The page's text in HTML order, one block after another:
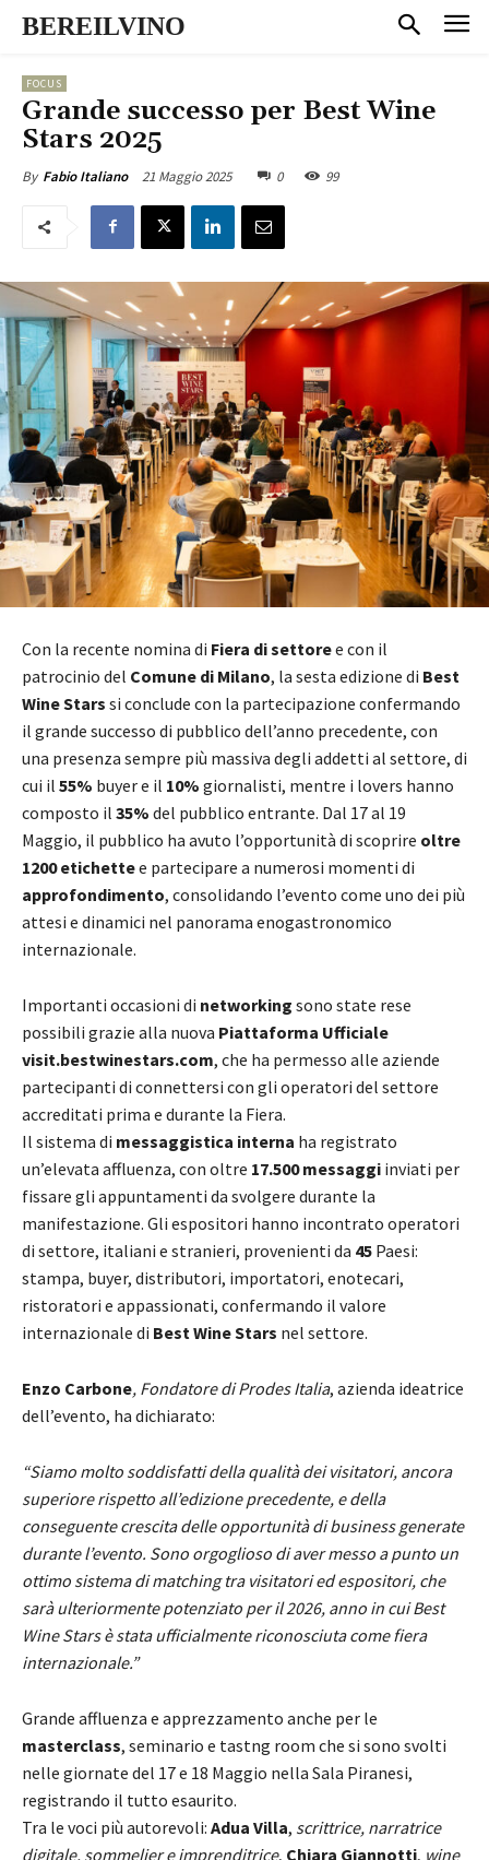
BEREILVINO
FOCUS
Grande successo per Best Wine
Stars 2025
By Fabio Italiano 21 Maggio 2025 0 99
Con la recente nomina di Fiera di settoree con il
patrocinio del Comune di Milano, la sesta edizione di Best
Wine Stars si conclude con la partecipazione confermando
il grande successo di pubblico dell’anno precedente, con
una presenza sempre più massiva degli addetti al settore, di
cui il 55% buyer e il 10% giornalisti, mentre i lovers hanno
composto il 35% del pubblico entrante. Dal 17 al 19
Maggio, il pubblico ha avuto l’opportunità di scoprire oltre
1200 etichettee partecipare a numerosi momenti di
approfondimento, consolidando l’evento come uno dei più
attesi e dinamici nel panorama enogastronomico
internazionale.
Importanti occasioni di networking sono state rese
possibili grazie alla nuova Piattaforma Ufficiale
visit.bestwinestars.com, che ha permesso alle aziende
partecipanti di connettersi con gli operatori del settore
accreditati prima e durante la Fiera.
Il sistema di messaggistica interna ha registrato
un’elevata affluenza, con oltre 17.500 messaggi inviati per
fissare gli appuntamenti da svolgere durante la
manifestazione. Gli espositori hanno incontrato operatori
di settore, italiani e stranieri, provenienti da 45 Paesi:
stampa, buyer, distributori, importatori, enotecari,
ristoratori e appassionati, confermando il valore
internazionale di Best Wine Stars nel settore.
Enzo Carbone, Fondatore di Prodes Italia, azienda ideatrice
dell’evento, ha dichiarato:
“Siamo molto soddisfatti della qualità dei visitatori, ancora
superiore rispetto all’edizione precedente, e della
conseguente crescita delle opportunità di business generate
durante l’evento. Sono orgoglioso di aver messo a punto un
ottimo sistema di matching tra visitatori ed espositori, che
sarà ulteriormente potenziato per il 2026, anno in cui Best
Wine Stars è stata ufficialmente riconosciuta come fiera
internazionale.”
Grande affluenza e apprezzamento anche per le
masterclass, seminario e tastng room che si sono svolti
nelle giornate del 17 e 18 Maggio nella Sala Piranesi,
registrando il tutto esaurito.
Tra le voci più autorevoli: Adua Villa, scrittrice, narratrice
digitale, sommelier e imprenditrice, Chiara Giannotti, wine